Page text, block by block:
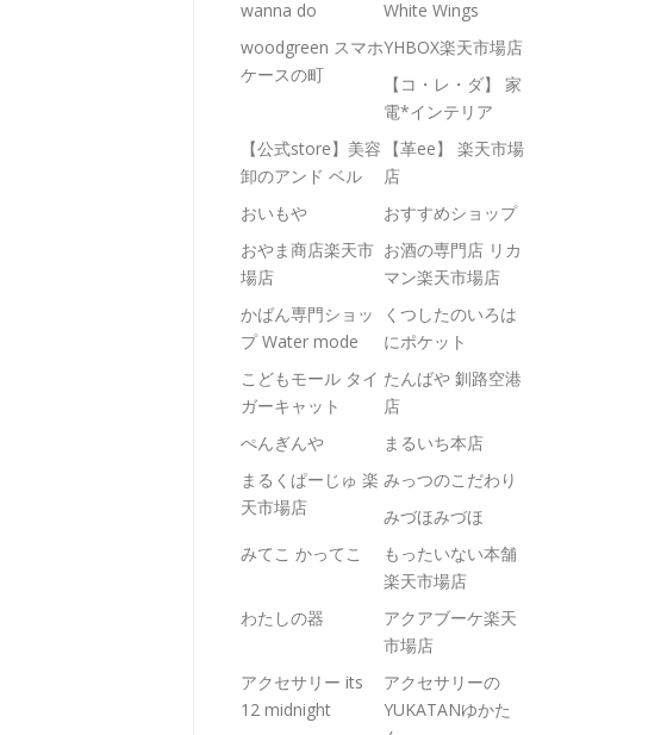
wanna do
White Wings
woodgreen スマホ
ケースの町
YHBOX楽天市場店
【コ・レ・ダ】 家
電*インテリア
【公式store】美容
卸のアンド ベル
【革ee】 楽天市場
店
おいもや
おすすめショップ
おやま商店楽天市
場店
お酒の専門店 リカ
マン楽天市場店
かばん専門ショッ
プ Water mode
くつしたのいろは
にポケット
こどもモール タイ
ガーキャット
たんばや 釧路空港
店
ぺんぎんや
まるいち本店
まるくぱーじゅ 楽
天市場店
みっつのこだわり
みづほみづほ
みてこ かってこ
もったいない本舗
楽天市場店
わたしの器
アクアブーケ楽天
市場店
アクセサリー its
12 midnight
アクセサリーの
YUKATANゆかた